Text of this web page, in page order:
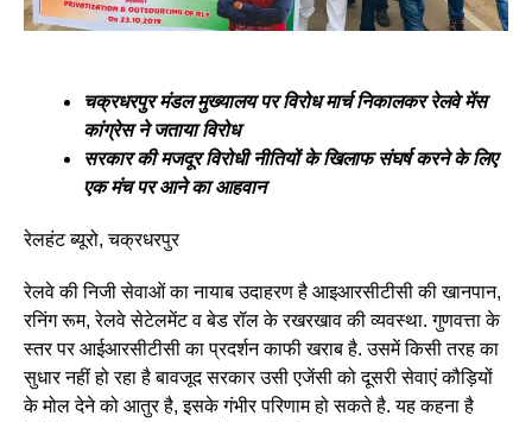
चक्रधरपुर मंडल मुख्यालय पर विरोध मार्च निकालकर रेलवे मेंस
कांग्रेस ने जताया विरोध
सरकार की मजदूर विरोधी नीतियों के खिलाफ संघर्ष करने के लिए
एक मंच पर आने का आहवान
रेलहंट ब्यूरो, चक्रधरपुर
रेलवे की निजी सेवाओं का नायाब उदाहरण है आइआरसीटीसी की खानपान,
रनिंग रूम, रेलवे सेटेलमेंट व बेड रॉल के रखरखाव की व्यवस्था. गुणवत्ता के
स्तर पर आईआरसीटीसी का प्रदर्शन काफी खराब है. उसमें किसी तरह का
सुधार नहीं हो रहा है बावजूद सरकार उसी एजेंसी को दूसरी सेवाएं कौड़ियों
के मोल देने को आतुर है, इसके गंभीर परिणाम हो सकते है. यह कहना है